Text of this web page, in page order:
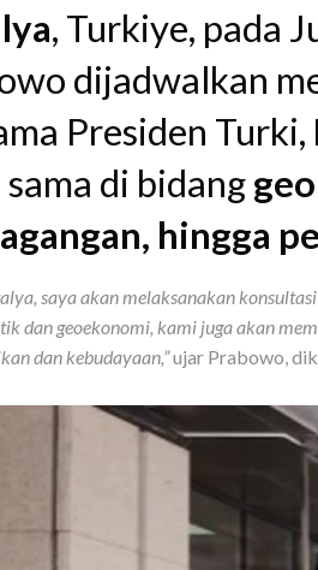
, Turkiye, pada
dijadwalkan
Presiden Turki,
di bidang
hingga
saya akan melaksanakan
dan geoekonomi, kami juga akan
dan kebudayaan,”ujar Prabowo,